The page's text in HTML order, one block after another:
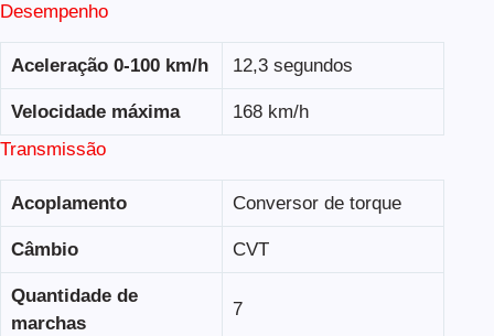
Desempenho
Aceleração 0-100 km/h 12,3 segundos
Velocidade máxima
168 km/h
Transmissão
Acoplamento Conversor de torque
Câmbio CVT
Quantidade de
marchas
7